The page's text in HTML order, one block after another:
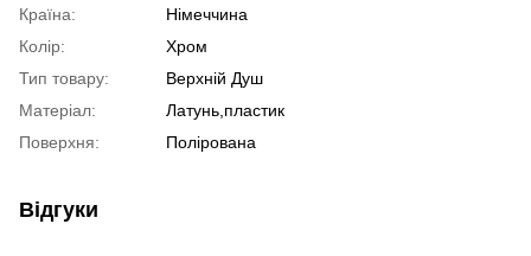
Країна:
Німеччина
Колір:
Хром
Тип товару:
Верхній Душ
Матеріал:
Латунь,пластик
Поверхня:
Полірована
Відгуки